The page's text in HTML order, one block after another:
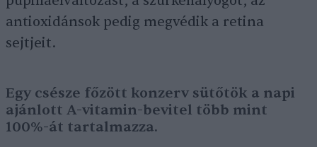
antioxidánsok pedig megvédik a retina
sejtjeit.
Egy csésze főzött konzerv sütőtök a napi
ajánlott A-vitamin-bevitel több mint
100%-át tartalmazza.